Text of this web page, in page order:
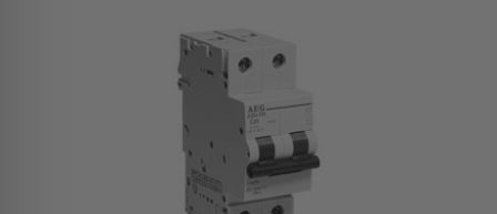
IDENTITÀ AZIENDALE
ATTIVITÀ E MERCATI